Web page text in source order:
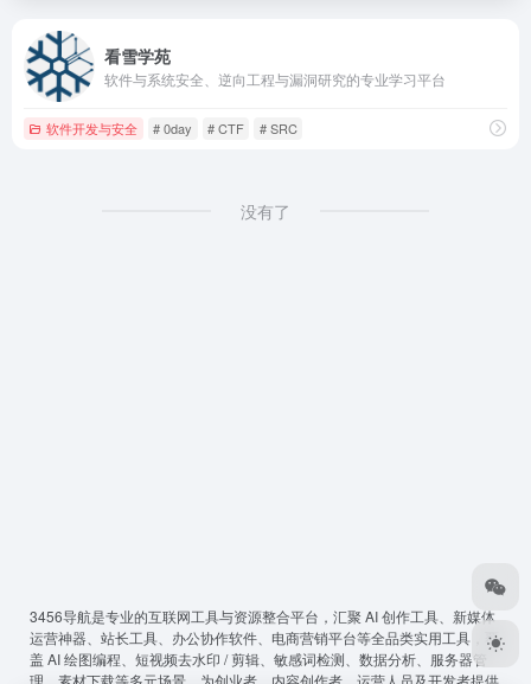
看雪学苑
软件与系统安全、逆向工程与漏洞研究的专业学习平台
软件开发与安全 # 0day # CTF # SRC
没有了
3456导航是专业的互联网工具与资源整合平台，汇聚 AI 创作工具、新媒体
运营神器、站长工具、办公协作软件、电商营销平台等全品类实用工具，覆
盖 AI 绘图编程、短视频去水印 / 剪辑、敏感词检测、数据分析、服务器管
理、素材下载等多元场景，为创业者、内容创作者、运营人员及开发者提供